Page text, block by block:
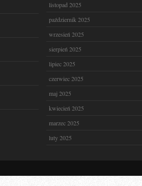
listopad 2025
październik 2025
wrzesień 2025
sierpień 2025
lipiec 2025
czerwiec 2025
maj 2025
kwiecień 2025
marzec 2025
luty 2025